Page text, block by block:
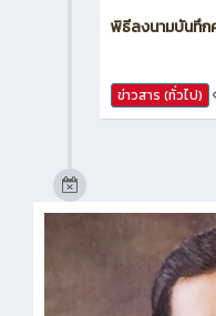
พิธีลงนามบันทึก
ข่าวสาร (ทั่วไป)